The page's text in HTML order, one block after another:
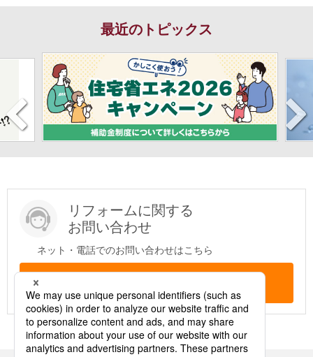
最近のトピックス
リフォームに関する
お問い合わせ
ネット・電話でのお問い合わせはこちら